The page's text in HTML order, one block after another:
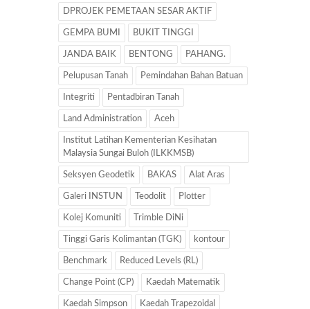
DPROJEK PEMETAAN SESAR AKTIF
GEMPA BUMI BUKIT TINGGI
JANDA BAIK BENTONG PAHANG.
Pelupusan Tanah Pemindahan Bahan Batuan
Integriti Pentadbiran Tanah
Land Administration Aceh
Institut Latihan Kementerian Kesihatan
Malaysia Sungai Buloh (ILKKMSB)
Seksyen Geodetik BAKAS Alat Aras
Galeri INSTUN Teodolit Plotter
Kolej Komuniti Trimble DiNi
Tinggi Garis Kolimantan (TGK) kontour
Benchmark Reduced Levels (RL)
Change Point (CP) Kaedah Matematik
Kaedah Simpson Kaedah Trapezoidal